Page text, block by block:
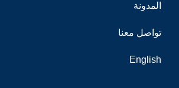
المدونة
تواصل معنا
English